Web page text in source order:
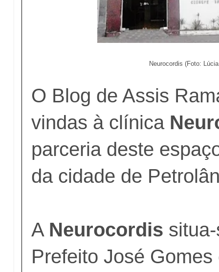
Neurocordis (Foto:
O Blog de Assis
vindas à clínica
parceria deste
da cidade de
A Neurocordis
Prefeito José Gomes